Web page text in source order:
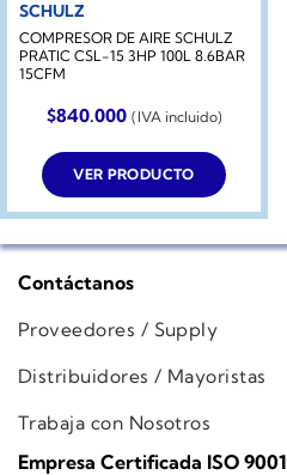
SCHULZ
COMPRESOR DE AIRE SCHULZ
PRATIC CSL-15 3HP 100L 8.6BAR
15CFM
$840.000 (IVA incluido)
VER PRODUCTO
Contáctanos
Proveedores / Supply
Distribuidores / Mayoristas
Trabaja con Nosotros
Empresa Certificada ISO 9001